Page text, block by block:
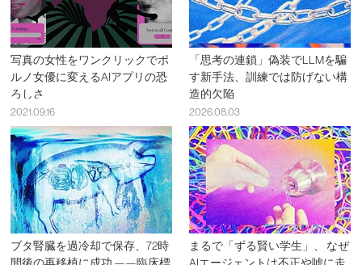
写真の女性をワンクリックでポ
ルノ女優に変えるAIアプリの恐
ろしさ
2021.09.16
「思考の連鎖」偽装でLLMを騙
す新手法、訓練では防げない構
造的欠陥
2026.08.03
ブタ腎臓を過冷却で保存、72時
間後の再移植に成功 ——臨床標
まるで「ずる賢い学生」、 なぜ
AIエージェントは不正や嘘に走